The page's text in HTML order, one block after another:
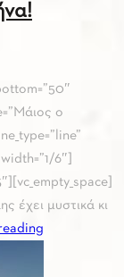
ο
6″]
έχει μυστικά κι